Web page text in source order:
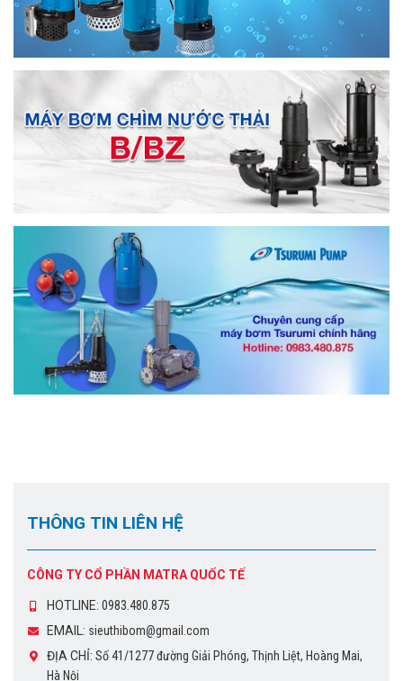
THÔNG TIN LIÊN HỆ
CÔNG TY CỔ PHẦN MATRA QUỐC TẾ
HOTLINE: 0983.480.875
EMAIL: sieuthibom@gmail.com
ĐỊA CHỈ: Số 41/1277 đường Giải Phóng, Thịnh Liệt, Hoàng Mai,
Hà Nội